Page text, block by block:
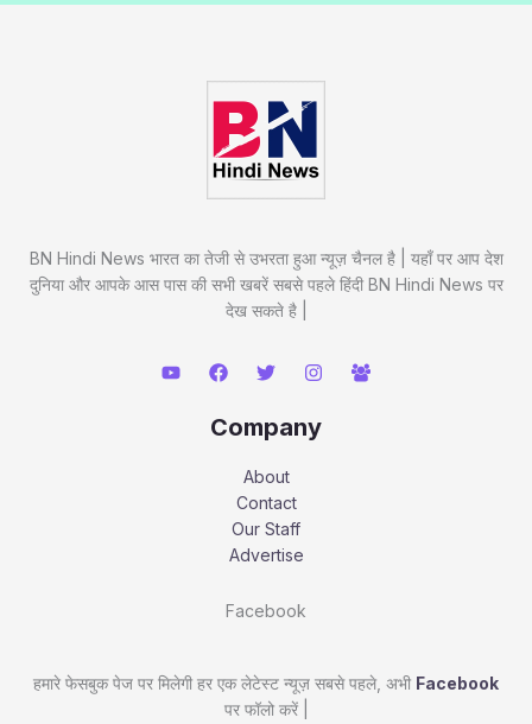
BN Hindi News भारत का तेजी से उभरता हुआ न्यूज़ चैनल है | यहाँ पर आप देश
दुनिया और आपके आस पास की सभी खबरें सबसे पहले हिंदी BN Hindi News पर
देख सकते है |
Company
About
Contact
Our Staff
Advertise
Facebook
हमारे फेसबुक पेज पर मिलेगी हर एक लेटेस्ट न्यूज़ सबसे पहले, अभी Facebook
पर फॉलो करें |